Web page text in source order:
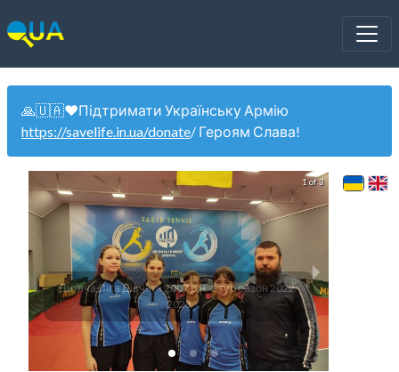
🙏🇺🇦❤️Підтримати Українську Армію
https://savelife.in.ua/donate/ Героям Слава!
Дитяча Ліга Дівчата 2007 р.н. 1 тур сезон 2022-
2023
1 of 3